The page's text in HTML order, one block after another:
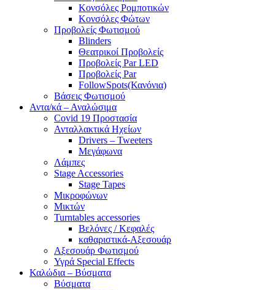
Κονσόλες Ρομποτικών
Κονσόλες Φώτων
Προβολείς Φωτισμού
Blinders
Θεατρικοί Προβολείς
Προβολείς Par LED
Προβολείς Par
FollowSpots(Κανόνια)
Βάσεις Φωτισμού
Αντα/κά – Αναλώσιμα
Covid 19 Προστασία
Ανταλλακτικά Ηχείων
Drivers – Tweeters
Μεγάφωνα
Λάμπες
Stage Accessories
Stage Tapes
Μικροφώνων
Μικτών
Turntables accessories
Βελόνες / Κεφαλές
καθαριστικά-Αξεσουάρ
Αξεσουάρ Φωτισμού
Υγρά Special Effects
Καλώδια – Βύσματα
Βύσματα